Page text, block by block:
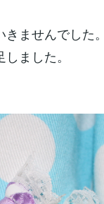
ませんでした。
ました。